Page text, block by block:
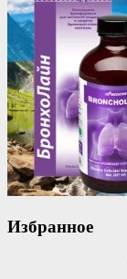
Избранное